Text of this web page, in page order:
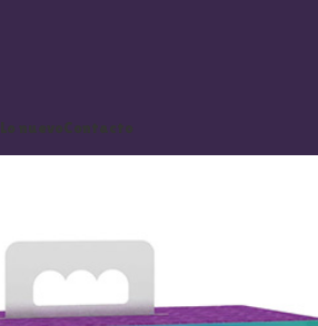
Lo nuevoContacto